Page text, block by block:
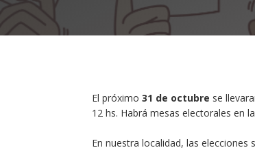
El próximo31 de octubre se
12 hs. Habrá mesas electorales en
En nuestra localidad, las